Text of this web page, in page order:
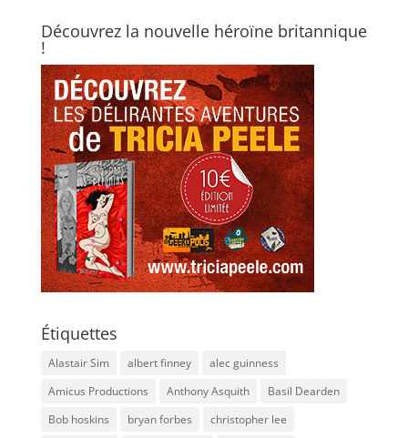
Découvrez la nouvelle héroïne britannique
!
Étiquettes
Alastair Sim albert finney
alec guinness
Amicus Productions
Anthony Asquith
Basil Dearden
Bob hoskins
bryan forbes
christopher lee